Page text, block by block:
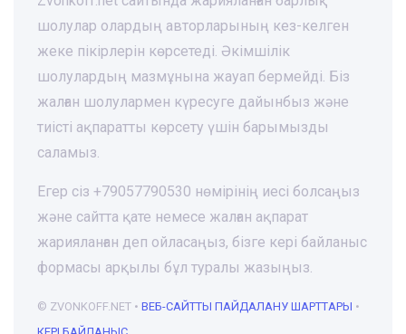
шолулар олардың авторларының кез-келген
жеке пікірлерін көрсетеді. Әкімшілік
шолулардың мазмұнына жауап бермейді. Біз
жалған шолулармен күресуге дайынбыз және
тиісті ақпаратты көрсету үшін барымызды
саламыз.
Егер сіз +79057790530 нөмірінің иесі болсаңыз
және сайтта қате немесе жалған ақпарат
жарияланған деп ойласаңыз, бізге кері байланыс
формасы арқылы бұл туралы жазыңыз.
© ZVONKOFF.NET • ВЕБ-CАЙТТЫ ПАЙДАЛАНУ ШАРТТАРЫ •